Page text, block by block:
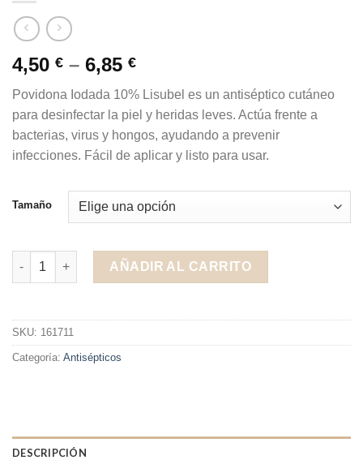
4,50 € – 6,85 €
Povidona Iodada 10% Lisubel es un antiséptico cutáneo
para desinfectar la piel y heridas leves. Actúa frente a
bacterias, virus y hongos, ayudando a prevenir
infecciones. Fácil de aplicar y listo para usar.
Tamaño
Povidona Iodada 10% Lisubel cantidad
AÑADIR AL CARRITO
SKU: 161711
Categoría: Antisépticos
DESCRIPCIÓN